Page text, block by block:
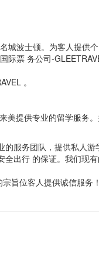
城波士顿。为客人提供
票 务公司-
。
美提供专业的留学服务
服务团队，提供私人游
出行 的保证。我们现
旨位客人提供诚信服务！